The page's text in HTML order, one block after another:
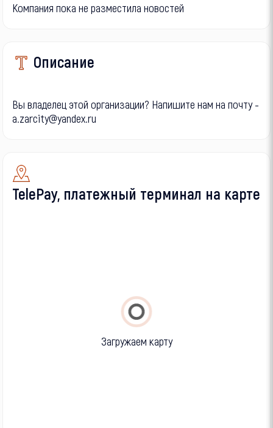
Компания пока не разместила новостей
Описание
Вы владелец этой организации? Напишите нам на почту -
a.zarcity@yandex.ru
TelePay, платежный терминал на карте
Загружаем карту